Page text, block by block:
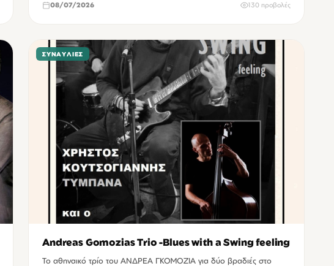
08/07/2026 130 προβολές
ΣΥΝΑΥΛΊΕΣ
Andreas Gomozias Trio -Blues with a Swing feeling
Το αθηναικό τρίο του ΑΝΔΡΕΑ ΓΚΟΜΟΖΙΑ για δύο βραδιές στο